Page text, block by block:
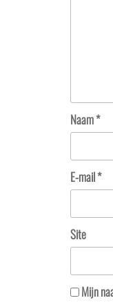
Naam*
E-mail*
Site
Mijn